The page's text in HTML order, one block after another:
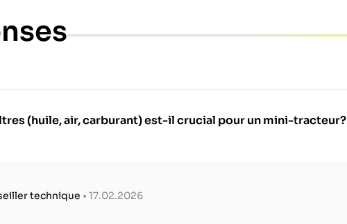
(huile, air, carburant) est-il crucial pour un mini-tracteur?
technique • 17.02.2026